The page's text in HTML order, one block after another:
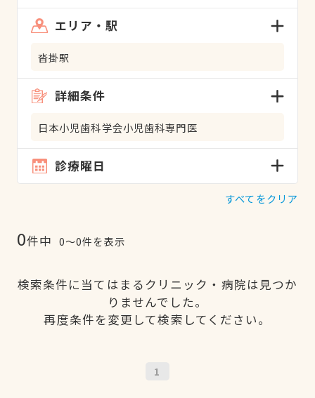
エリア・駅
沓掛駅
詳細条件
日本小児歯科学会小児歯科専門医
診療曜日
すべてをクリア
0件中 0〜0件を表示
検索条件に当てはまるクリニック・病院は見つか
りませんでした。
再度条件を変更して検索してください。
1